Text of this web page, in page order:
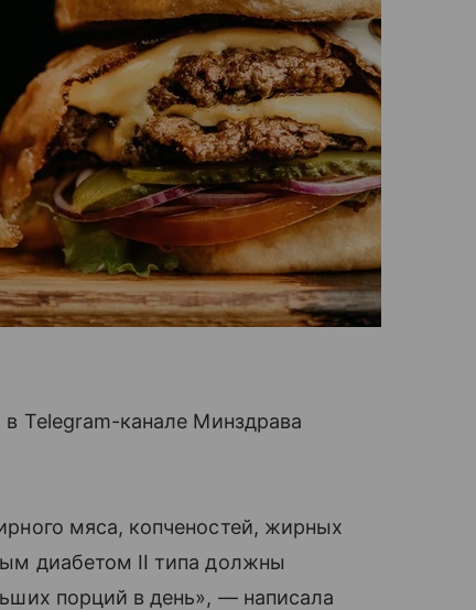
Telegram-канале Минздрава
мяса, копченостей, жирных
диабетом II типа должны
порций в день», — написала